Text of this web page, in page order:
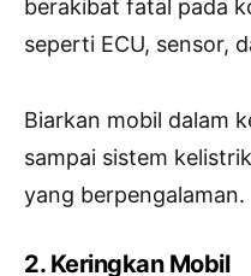
berakibat fatal pada
seperti ECU, sensor,
Biarkan mobil dalam
sampai sistem
yang berpengalaman.
2. Keringkan Mobil